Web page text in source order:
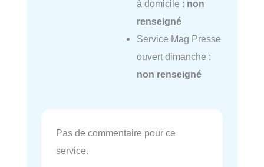
à domicile : non
renseigné
Service Mag Presse
ouvert dimanche :
non renseigné
Pas de commentaire pour ce
service.